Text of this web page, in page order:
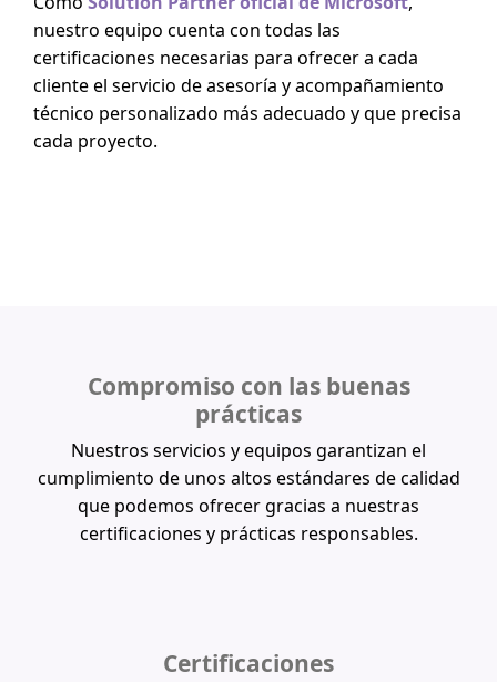
nuestro equipo cuenta con todas las
certificaciones necesarias para ofrecer a cada
cliente el servicio de asesoría y acompañamiento
técnico personalizado más adecuado y que precisa
cada proyecto.
Compromiso con las buenas
prácticas
Nuestros servicios y equipos garantizan el
cumplimiento de unos altos estándares de calidad
que podemos ofrecer gracias a nuestras
certificaciones y prácticas responsables.
Certificaciones